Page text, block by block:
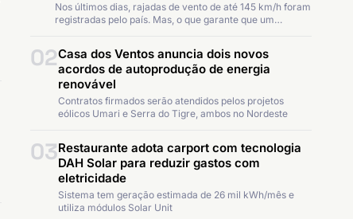
Nos últimos dias, rajadas de vento de até 145 km/h foram
registradas pelo país. Mas, o que garante que um…
02Casa dos Ventos anuncia dois novos
acordos de autoprodução de energia
renovável
Contratos firmados serão atendidos pelos projetos
eólicos Umari e Serra do Tigre, ambos no Nordeste
03Restaurante adota carport com tecnologia
DAH Solar para reduzir gastos com
eletricidade
Sistema tem geração estimada de 26 mil kWh/mês e
utiliza módulos Solar Unit